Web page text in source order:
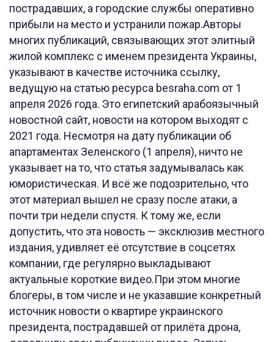
пострадавших, а городские службы оперативно
прибыли на место и устранили пожар.Авторы
многих публикаций, связывающих этот элитный
жилой комплекс с именем президента Украины,
указывают в качестве источника ссылку,
ведущую на статью ресурса besraha.com от 1
апреля 2026 года. Это египетский арабоязычный
новостной сайт, новости на котором выходят с
2021 года. Несмотря на дату публикации об
апартаментах Зеленского (1 апреля), ничто не
указывает на то, что статья задумывалась как
юмористическая. И всё же подозрительно, что
этот материал вышел не сразу после атаки, а
почти три недели спустя. К тому же, если
допустить, что эта новость — эксклюзив местного
издания, удивляет её отсутствие в соцсетях
компании, где регулярно выкладывают
актуальные короткие видео.При этом многие
блогеры, в том числе и не указавшие конкретный
источник новости о квартире украинского
президента, пострадавшей от прилёта дрона,